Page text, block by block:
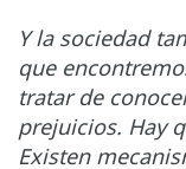
Y la sociedad
que
tratar de
prejuicios. Hay
Existen